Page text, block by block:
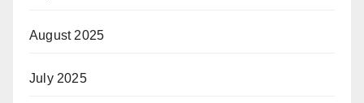
August 2025
July 2025